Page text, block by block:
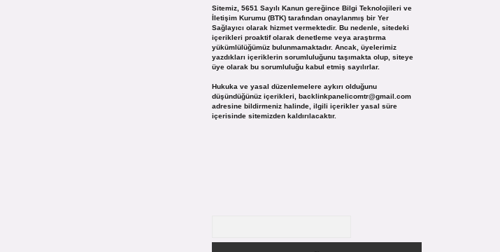
Sitemiz, 5651 Sayılı Kanun gereğince Bilgi Teknolojileri ve
İletişim Kurumu (BTK) tarafından onaylanmış bir Yer
Sağlayıcı olarak hizmet vermektedir. Bu nedenle, sitedeki
içerikleri proaktif olarak denetleme veya araştırma
yükümlülüğümüz bulunmamaktadır. Ancak, üyelerimiz
yazdıkları içeriklerin sorumluluğunu taşımakta olup, siteye
üye olarak bu sorumluluğu kabul etmiş sayılırlar.
Hukuka ve yasal düzenlemelere aykırı olduğunu
düşündüğünüz içerikleri, backlinkpanelicomtr@gmail.com
adresine bildirmeniz halinde, ilgili içerikler yasal süre
içerisinde sitemizden kaldırılacaktır.